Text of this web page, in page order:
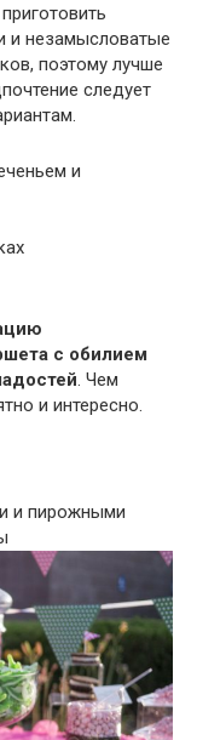
и незамысловатые
поэтому лучше
следует
с обилием
. Чем
и интересно.